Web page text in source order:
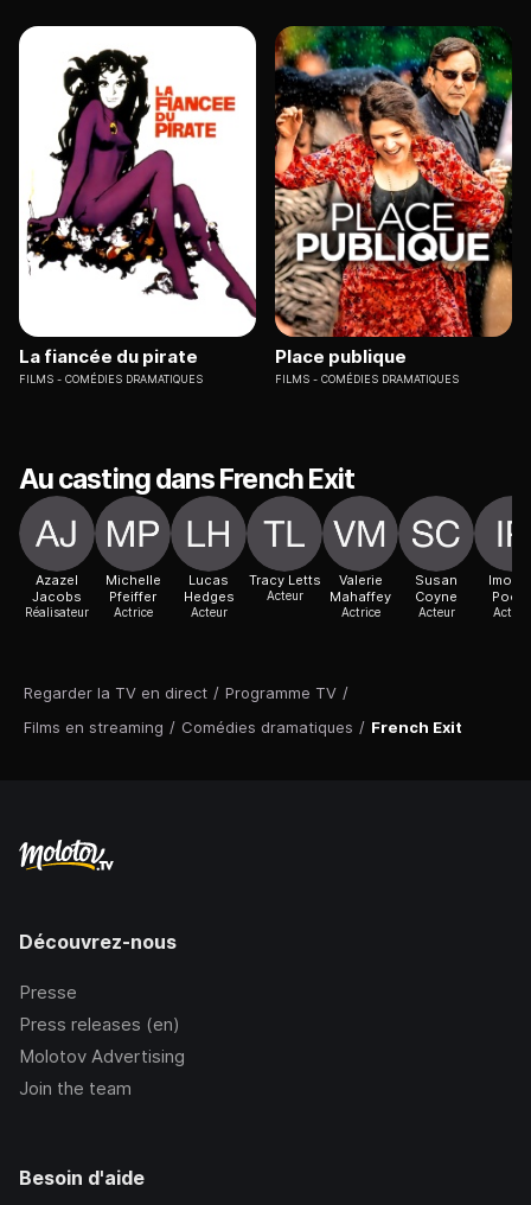
Regarder la TV en direct / Programme TV /
Films en streaming / Comédies dramatiques / French Exit
La fiancée du pirate
FILMS COMÉDIES DRAMATIQUES
Place publique
FILMS COMÉDIES DRAMATIQUES
Au casting dans French Exit
Azazel
Jacobs
Réalisateur
Michelle
Pfeiffer
Actrice
Lucas
Hedges
Acteur
Tracy Letts
Acteur
Valerie
Mahaffey
Actrice
Susan
Coyne
Acteur
Poots
Actrice
Découvrez-nous
Presse
Press releases (en)
Molotov Advertising
Join the team
Besoin d'aide